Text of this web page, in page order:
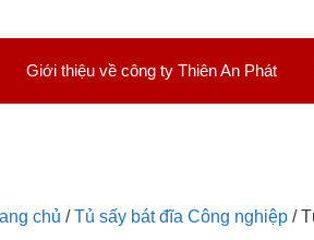
Giới thiệu về công ty Thiên An Phát
chủ /Tủ sấy bát đĩa Công nghiệp /